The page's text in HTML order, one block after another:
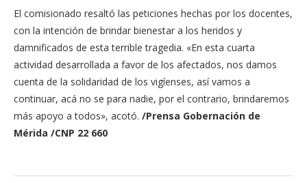
El comisionado resaltó las peticiones hechas por los docentes,
con la intención de brindar bienestar a los heridos y
damnificados de esta terrible tragedia. «En esta cuarta
actividad desarrollada a favor de los afectados, nos damos
cuenta de la solidaridad de los vigíenses, así vamos a
continuar, acá no se para nadie, por el contrario, brindaremos
más apoyo a todos», acotó. /Prensa Gobernación de
Mérida /CNP 22 660